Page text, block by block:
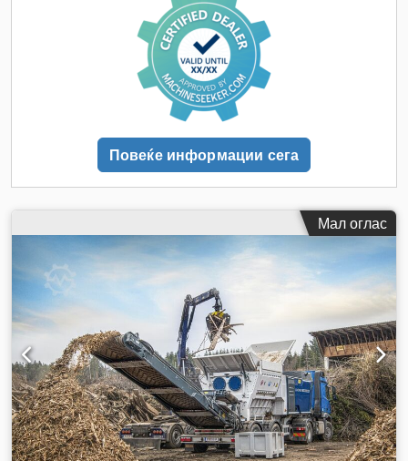
Повеќе информации сега
Мал оглас